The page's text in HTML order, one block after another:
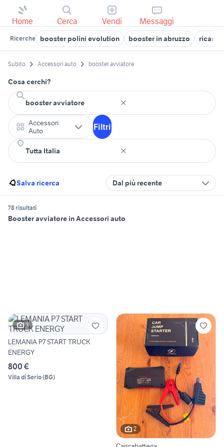
Home Cerca Vendi Messaggi
Ricerche booster polini evolution booster in abruzzo
Subito Accessori auto booster avviatore
Cosa cerchi?
Accessori
Auto
Filtri
Salva ricerca Dal più recente
78 risultati
Booster avviatore in Accessori auto
3
LEMANIA P7 START TRUCK
ENERGY
800 €
Villa di Serio(BG)
2